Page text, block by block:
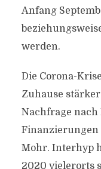
Anfang
werden.
Die Corona-
Zuhause
Nachfrage
Finanzierungen
Mohr. Interhyp
2020 vielerorts